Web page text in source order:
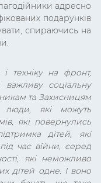
адресно
подарунків
спираючись на
техніку на фронт,
важливу соціальну
та Захисницям
які можуть
які повернулись
дітей, які
час війни, серед
які неможливо
дітей одне. І воно